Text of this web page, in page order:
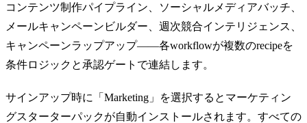
コンテンツ制作パイプライン、ソーシャルメディアバッチ、
メールキャンペーンビルダー、週次競合インテリジェンス、
キャンペーンラップアップ——各workflowが複数のrecipeを
条件ロジックと承認ゲートで連結します。
サインアップ時に「Marketing」を選択するとマーケティン
グスターターパックが自動インストールされます。すべての